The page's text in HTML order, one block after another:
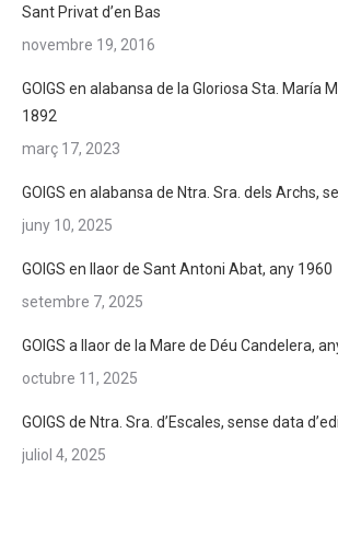
Sant Privat d’en Bas
novembre 19, 2016
GOIGS en alabansa de la Gloriosa Sta. María
1892
març 17, 2023
GOIGS en alabansa de Ntra. Sra. dels Archs,
juny 10, 2025
GOIGS en llaor de Sant Antoni Abat, any 1960
setembre 7, 2025
GOIGS a llaor de la Mare de Déu Candelera,
octubre 11, 2025
GOIGS de Ntra. Sra. d’Escales, sense data
juliol 4, 2025